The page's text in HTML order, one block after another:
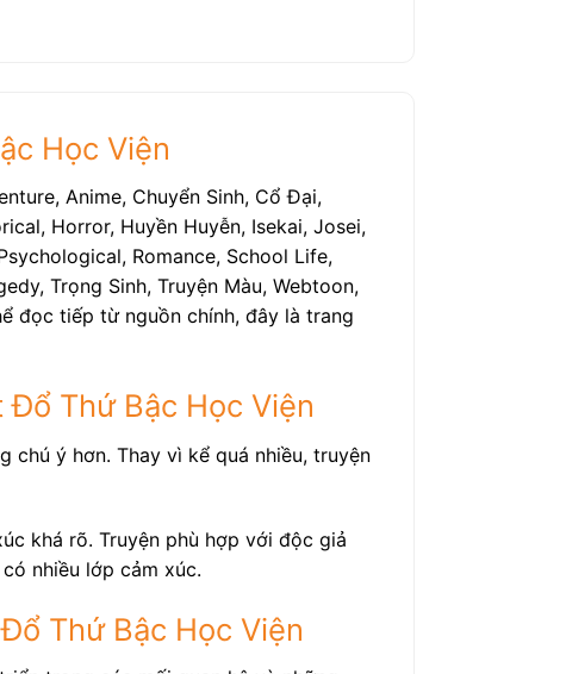
Học Viện
Anime, Chuyển Sinh, Cổ Đại,
Horror, Huyền Huyễn, Isekai, Josei,
Romance, School Life,
Trọng Sinh, Truyện Màu, Webtoon,
đọc tiếp từ nguồn chính, đây là trang
Thứ Bậc Học Viện
chú ý hơn. Thay vì kể quá nhiều, truyện
khá rõ. Truyện phù hợp với độc giả
nhiều lớp cảm xúc.
Thứ Bậc Học Viện